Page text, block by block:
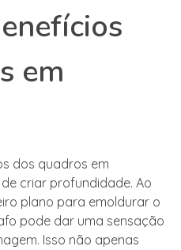
em
dos quadros em
criar profundidade. Ao
plano para emoldurar o
pode dar uma sensação
Isso não apenas